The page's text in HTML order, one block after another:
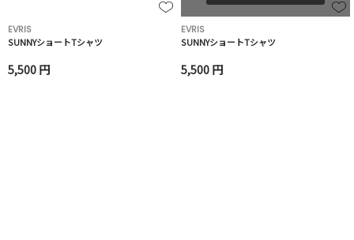
EVRIS
SUNNYショートTシャツ
5,500 円
EVRIS
SUNNYショートTシャツ
5,500 円